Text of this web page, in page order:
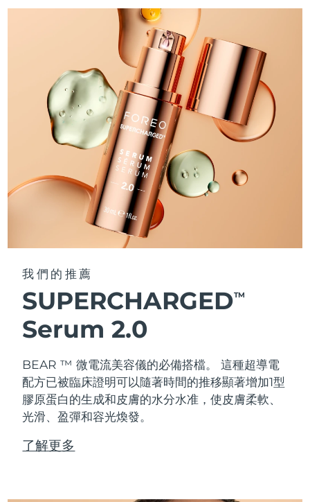
我們的推薦
SUPERCHARGEDTM
Serum 2.0
BEAR ™ 微電流美容儀的必備搭檔。 這種超導電
配方已被臨床證明可以隨著時間的推移顯著增加1型
膠原蛋白的生成和皮膚的水分水准，使皮膚柔軟、
光滑、盈彈和容光煥發。
了解更多